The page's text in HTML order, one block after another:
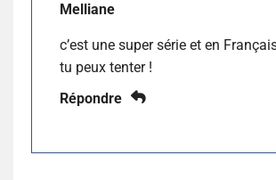
Melliane
c’est une super série et en
tu peux tenter !
Répondre